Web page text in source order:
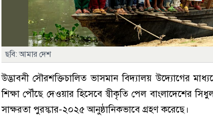
ছবি: আমার দেশ
উদ্ভাবনী সৌরশক্তিচালিত ভাসমান বিদ্যালয় উদ্যোগের
শিক্ষা পৌঁছে দেওয়ার হিসেবে স্বীকৃতি পেল বাংলাদেশের
সাক্ষরতা পুরস্কার-২০২৫ আনুষ্ঠানিকভাবে গ্রহণ করেছে।